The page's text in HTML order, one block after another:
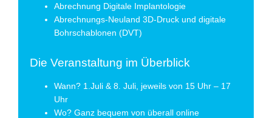
Abrechnung Digitale Implantologie
Abrechnungs-Neuland 3D-Druck und digitale
Bohrschablonen (DVT)
Die Veranstaltung im Überblick
Wann? 1.Juli & 8. Juli, jeweils von 15 Uhr – 17
Uhr
Wo? Ganz bequem von überall online